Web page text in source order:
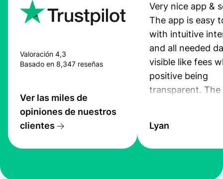
Valoración 4,3
Basado en 8,347 reseñas
Ver las miles de
opiniones de nuestros
clientes
Very nice app &
The app is easy
with intuitive
and all needed
visible like fees
positive being
transparent. The
the exchange
at Profee is very
Lyan